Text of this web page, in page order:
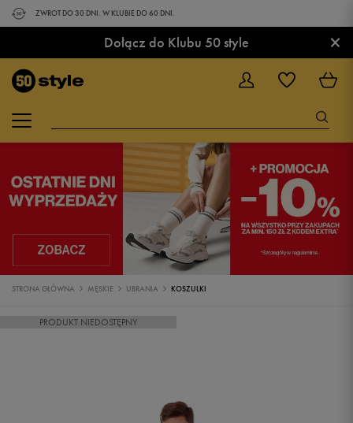
ZWROT DO 30 DNI. W KLUBIE DO 60 DNI.
Dołącz do Klubu 50 style ×
STRONA GŁÓWNA MĘSKIE UBRANIA KOSZULKI
PRODUKT NIEDOSTĘPNY